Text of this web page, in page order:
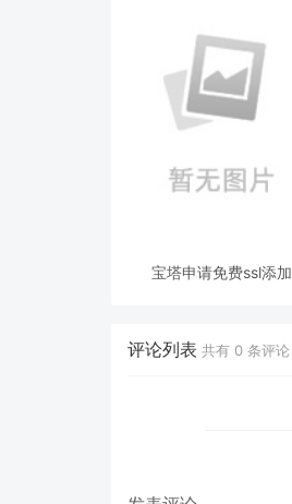
宝塔申请免费ssl添加
评论列表 共有 0 条评论